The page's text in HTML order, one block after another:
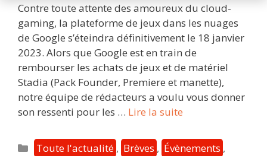
Contre toute attente des amoureux du cloud-
gaming, la plateforme de jeux dans les nuages
de Google s’éteindra définitivement le 18 janvier
2023. Alors que Google est en train de
rembourser les achats de jeux et de matériel
Stadia (Pack Founder, Premiere et manette),
notre équipe de rédacteurs a voulu vous donner
son ressenti pour les … Lire la suite
l’aube
Catégories
Toute l'actualité , Brèves , Évènements ,